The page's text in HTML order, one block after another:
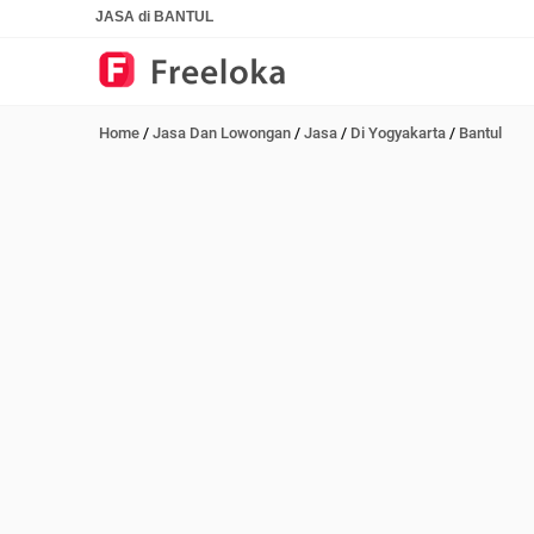
JASA di BANTUL
Home / Jasa Dan Lowongan / Jasa / Di Yogyakarta / Bantul